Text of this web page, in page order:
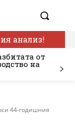
анализ!
от
на
44-годишния